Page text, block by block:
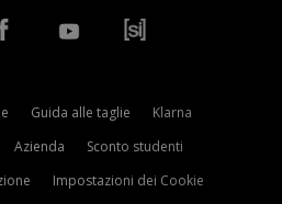
Guida alle taglie
Klarna
Azienda
Sconto studenti
Impostazioni dei Cookie